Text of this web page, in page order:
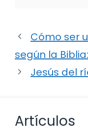
Cómo ser
según la
Jesús del
Artículos